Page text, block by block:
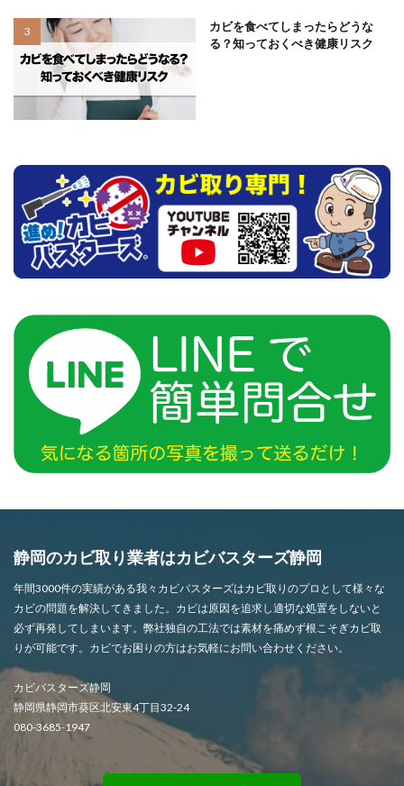
カビを食べてしまったらどうな
る？知っておくべき健康リスク
静岡のカビ取り業者はカビバスターズ静岡
年間3000件の実績がある我々カビバスターズはカビ取りのプロとして様々な
カビの問題を解決してきました。カビは原因を追求し適切な処置をしないと
必ず再発してしまいます。弊社独自の工法では素材を痛めず根こそぎカビ取
りが可能です。カビでお困りの方はお気軽にお問い合わせください。
カビバスターズ静岡
静岡県静岡市葵区北安東4丁目32-24
080-3685-1947